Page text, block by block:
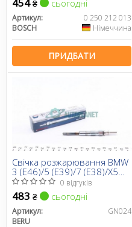
₴ сьогодні
Артикул:
0 250 212 013
BOSCH
Німеччина
ПРИДБАТИ
Свічка розжарювання BMW
3 (E46)/5 (E39)/7 (E38)/X5
(E53)/Opel Omega B
2.0CDTi/2.5DTI/3.0D 98-05
0 відгуків
483 ₴ сьогодні
Артикул:
GN024
BERU